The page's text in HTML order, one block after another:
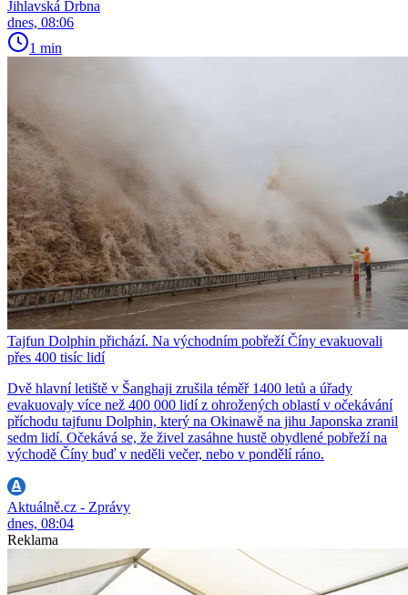
Jihlavská Drbna
dnes, 08:06
1 min
Tajfun Dolphin přichází. Na východním pobřeží Číny evakuovali
přes 400 tisíc lidí
Dvě hlavní letiště v Šanghaji zrušila téměř 1400 letů a úřady
evakuovaly více než 400 000 lidí z ohrožených oblastí v očekávání
příchodu tajfunu Dolphin, který na Okinawě na jihu Japonska zranil
sedm lidí. Očekává se, že živel zasáhne hustě obydlené pobřeží na
východě Číny buď v neděli večer, nebo v pondělí ráno.
Aktuálně.cz - Zprávy
dnes, 08:04
Reklama